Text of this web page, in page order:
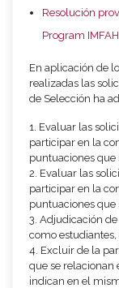
Resolución
Program
En aplicación de
realizadas las
de Selección ha a
1. Evaluar las
participar en la
puntuaciones que
2. Evaluar las
participar en la
puntuaciones que
3. Adjudicación de
como estudiantes,
4. Excluir de la
que se relacionan
indican en el m